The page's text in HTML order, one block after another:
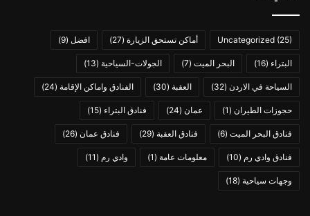
التقييمات النهائيّة لفندق Wadi
Rum Bubble Luxotel
من خِلال البحث عن تقييمات الفُندق والتعرّف على آراء الضيّوف
الذين سبق لَهُم تجربةُ الإقامة في فندق Wadi Rum Bubble
Luxotel، تبيّن أنه قد حصل على تقييم 8.4 وذلك لِما يتمتّعُ به من
موقع مِثالي قريب من مَعالم البتراء التاريخيّة، مع الخِدمة المُمتازة
التي يُقدمها الفُندق من خلال مُوظفيه المُؤهلين حِرصاً على راحَة
الضيوف ورِضاهم، وإليك بعضاً من تقييمات الضيوف الحقيقيّة:
Uncategorized (25) أماكن تستحق الزيارة (27) افضل (9)
البتراء (16) البحر الميت (7) الجولات-السياحية (13)
السياحة في الاردن (32) العقبة (30) الفنادق واماكن الإقامة (24)
حجوزات الطيران (1) عمان (24) فنادق البتراء (15)
فنادق البحر الميت (6) فنادق العقبة (29) فنادق عمان (26)
فنادق وادي رم (10) معلومات عامة (1) وادي رم (11)
وجهات سياحية (18)